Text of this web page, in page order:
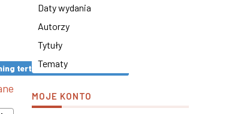
tertiary education results ×
Daty wydania
Autorzy
Tytuły
Tematy
MOJE KONTO